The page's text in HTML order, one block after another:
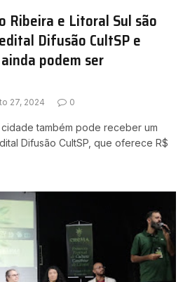
Ribeira e Litoral Sul são
Difusão CultSP e
podem ser
27, 2024 0
também pode receber um
Difusão CultSP, que oferece R$